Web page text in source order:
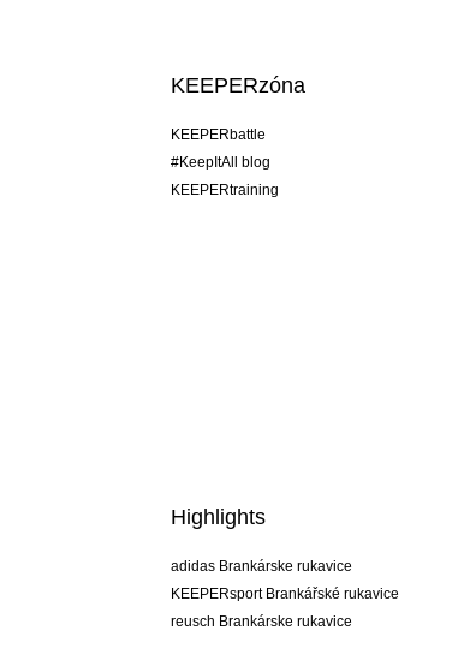
KEEPERzóna
KEEPERbattle
#KeepItAll blog
KEEPERtraining
Highlights
adidas Brankárske rukavice
KEEPERsport Brankářské rukavice
reusch Brankárske rukavice